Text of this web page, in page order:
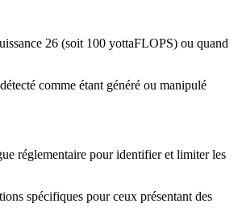
26 (soit 100 yottaFLOPS) ou quand
comme étant généré ou manipulé
réglementaire pour identifier et limiter les
spécifiques pour ceux présentant des